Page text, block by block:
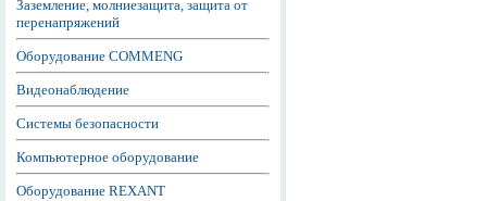
Заземление, молниезащита, защита от
перенапряжений
Оборудование COMMENG
Видеонаблюдение
Системы безопасности
Компьютерное оборудование
Оборудование REXANT